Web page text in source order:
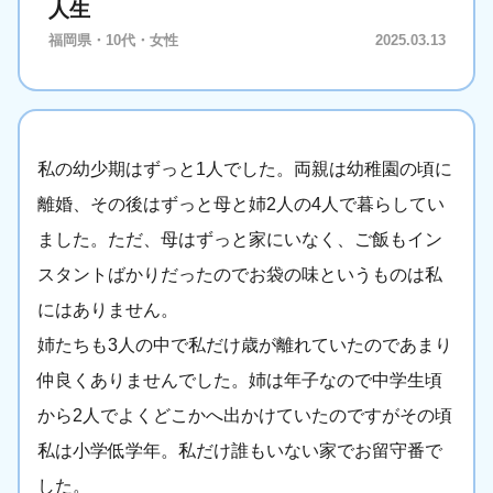
人生
福岡県・10代・女性 2025.03.13
私の幼少期はずっと1人でした。両親は幼稚園の頃に
離婚、その後はずっと母と姉2人の4人で暮らしてい
ました。ただ、母はずっと家にいなく、ご飯もイン
スタントばかりだったのでお袋の味というものは私
にはありません。
姉たちも3人の中で私だけ歳が離れていたのであまり
仲良くありませんでした。姉は年子なので中学生頃
から2人でよくどこかへ出かけていたのですがその頃
私は小学低学年。私だけ誰もいない家でお留守番で
した。